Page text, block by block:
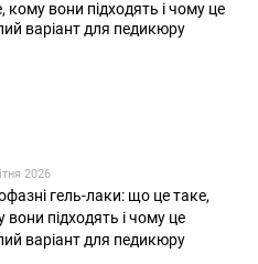
2026
гель-лаки: що це таке,
вони підходять і чому це
варіант для педикюру